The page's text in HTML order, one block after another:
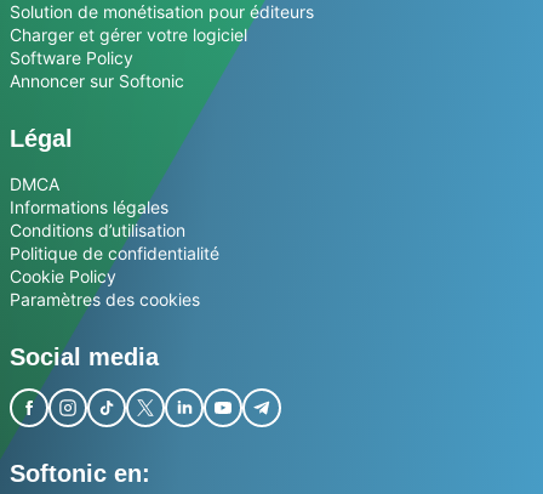
Solution de monétisation pour éditeurs
Charger et gérer votre logiciel
Software Policy
Annoncer sur Softonic
Légal
DMCA
Informations légales
Conditions d’utilisation
Politique de confidentialité
Cookie Policy
Paramètres des cookies
Social media
Softonic en: